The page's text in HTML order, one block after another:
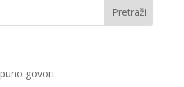
govori